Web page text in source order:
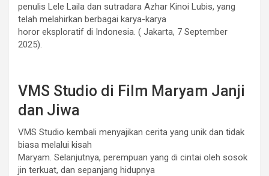
penulis Lele Laila dan sutradara Azhar Kinoi Lubis, yang
telah melahirkan berbagai karya-karya
horor eksploratif di Indonesia. ( Jakarta, 7 September
2025).
VMS Studio di Film Maryam Janji
dan Jiwa
VMS Studio kembali menyajikan cerita yang unik dan tidak
biasa melalui kisah
Maryam. Selanjutnya, perempuan yang di cintai oleh sosok
jin terkuat, dan sepanjang hidupnya